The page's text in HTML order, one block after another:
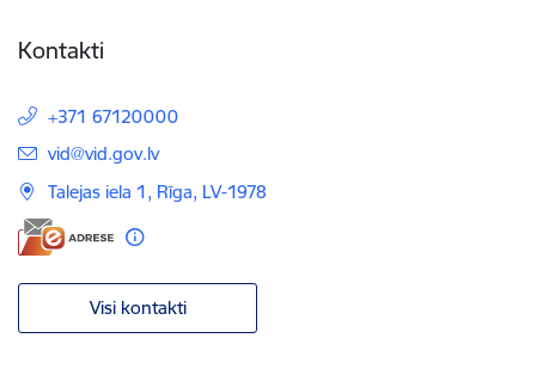
Kontakti
+371 67120000
E-pasts:
vid@vid.gov.lv
Talejas iela 1, Rīga, LV-1978
Visi kontakti